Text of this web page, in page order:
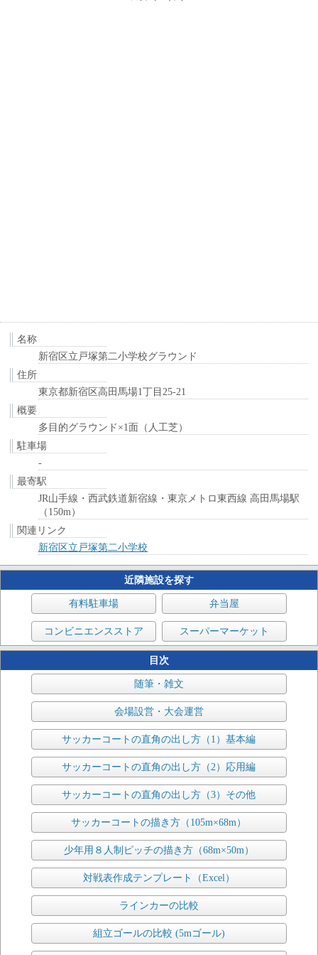
名称
新宿区立戸塚第二小学校グラウンド
住所
東京都新宿区高田馬場1丁目25-21
概要
多目的グラウンド×1面（人工芝）
駐車場
-
最寄駅
JR山手線・西武鉄道新宿線・東京メトロ東西線 高田馬場駅
（150m）
関連リンク
新宿区立戸塚第二小学校
近隣施設を探す
有料駐車場 弁当屋
コンビニエンスストア スーパーマーケット
目次
随筆・雑文
会場設営・大会運営
サッカーコートの直角の出し方（1）基本編
サッカーコートの直角の出し方（2）応用編
サッカーコートの直角の出し方（3）その他
サッカーコートの描き方（105m×68m）
少年用８人制ピッチの描き方（68m×50m）
対戦表作成テンプレート（Excel）
ラインカーの比較
組立ゴールの比較 (5mゴール)